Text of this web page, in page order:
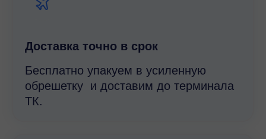
Доставка точно в срок
Бесплатно упакуем в усиленную
обрешетку и доставим до терминала
ТК.